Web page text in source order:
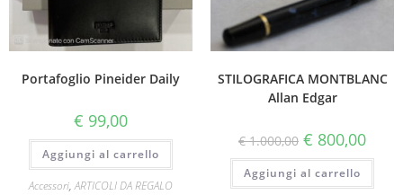
Portafoglio Pineider Daily
€ 99,00
Aggiungi al carrello
Accessori,ARTICOLI DA REGALO
STILOGRAFICA MONTBLANC
Allan Edgar
€1.000,00 € 800,00
Aggiungi al carrello